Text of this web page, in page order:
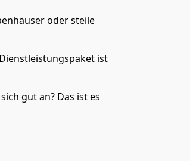
oder steile
ist
gut an? Das ist es